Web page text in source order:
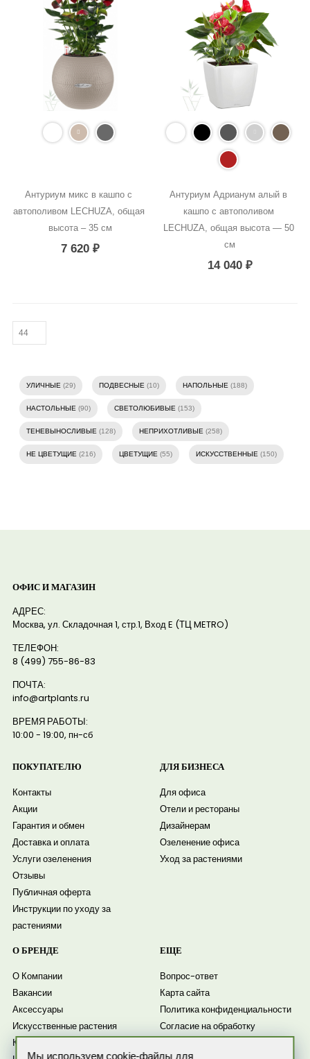
Антуриум микс в кашпо с
автополивом LECHUZA, общая
высота – 35 см
7 620 ₽
Антуриум Адрианум алый в
кашпо с автополивом
LECHUZA, общая высота — 50
см
14 040 ₽
УЛИЧНЫЕ (29) ПОДВЕСНЫЕ (10) НАПОЛЬНЫЕ (188)
НАСТОЛЬНЫЕ (90) СВЕТОЛЮБИВЫЕ (153)
ТЕНЕВЫНОСЛИВЫЕ (128) НЕПРИХОТЛИВЫЕ (258)
НЕ ЦВЕТУЩИЕ (216) ЦВЕТУЩИЕ (55) ИСКУССТВЕННЫЕ (150)
ОФИС И МАГАЗИН
АДРЕС:
Москва, ул. Складочная 1, стр.1, Вход E (ТЦ METRO)
ТЕЛЕФОН:
8 (499) 755-86-83
ПОЧТА:
info@artplants.ru
ВРЕМЯ РАБОТЫ:
10:00 - 19:00, пн-сб
ПОКУПАТЕЛЮ
Контакты
Акции
Гарантия и обмен
Доставка и оплата
Услуги озеленения
Отзывы
Публичная оферта
Инструкции по уходу за
растениями
ДЛЯ БИЗНЕСА
Для офиса
Отели и рестораны
Дизайнерам
Озеленение офиса
Уход за растениями
О БРЕНДЕ
О Компании
Вакансии
Аксессуары
Искусственные растения
Комнатные растения
ЕЩЕ
Вопрос-ответ
Карта сайта
Политика конфиденциальности
Согласие на обработку
Мы используем cookie-файлы для